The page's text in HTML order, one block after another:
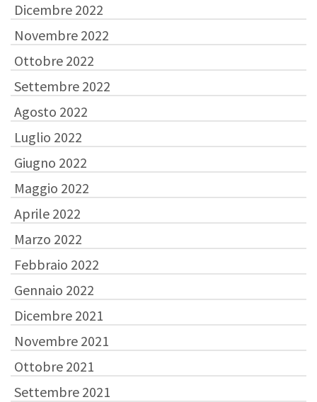
Dicembre 2022
Novembre 2022
Ottobre 2022
Settembre 2022
Agosto 2022
Luglio 2022
Giugno 2022
Maggio 2022
Aprile 2022
Marzo 2022
Febbraio 2022
Gennaio 2022
Dicembre 2021
Novembre 2021
Ottobre 2021
Settembre 2021